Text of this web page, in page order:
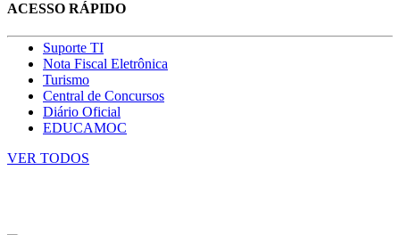
ACESSO RÁPIDO
Suporte TI
Nota Fiscal Eletrônica
Turismo
Central de Concursos
Diário Oficial
EDUCAMOC
VER TODOS